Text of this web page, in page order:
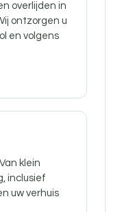
overlijden in
ontzorgen u
en volgens
klein
inclusief
uw verhuis